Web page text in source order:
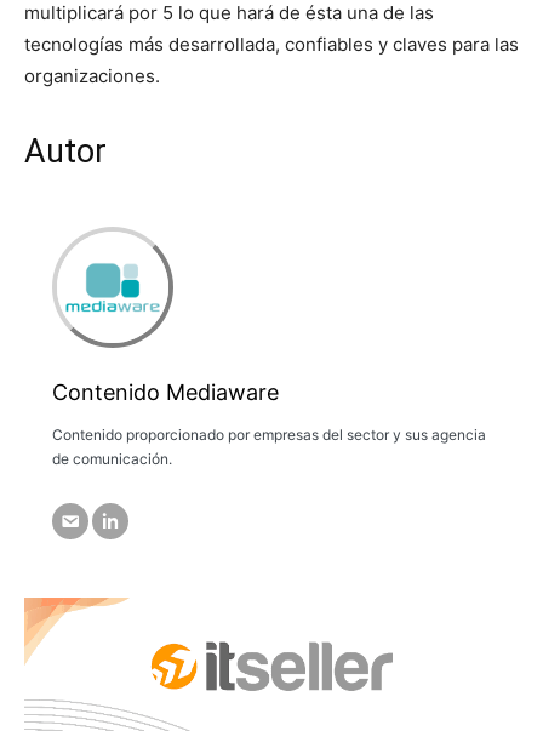
multiplicará por 5 lo que hará de ésta una de las
tecnologías más desarrollada, confiables y claves para las
organizaciones.
Autor
Contenido Mediaware
Contenido proporcionado por empresas del sector y sus agencia
de comunicación.